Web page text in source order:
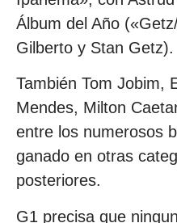
Álbum del Año
Gilberto y Stan Getz).
También Tom Jobim,
Mendes, Milton
entre los numerosos
ganado en otras
posteriores.
G1 precisa que